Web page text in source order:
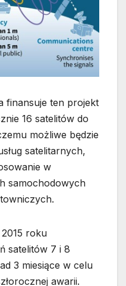
finansuje ten projekt
16 satelitów do
możliwe będzie
satelitarnych,
w
samochodowych
roku
satelitów 7 i 8
3 miesiące w celu
awarii.